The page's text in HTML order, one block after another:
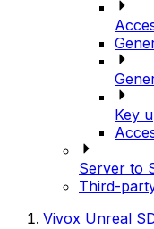
Key
Server to
Third-
Vivox Unreal